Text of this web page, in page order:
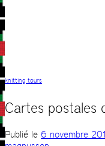
knitting tours
Cartes postales
Publié le 6 novembre